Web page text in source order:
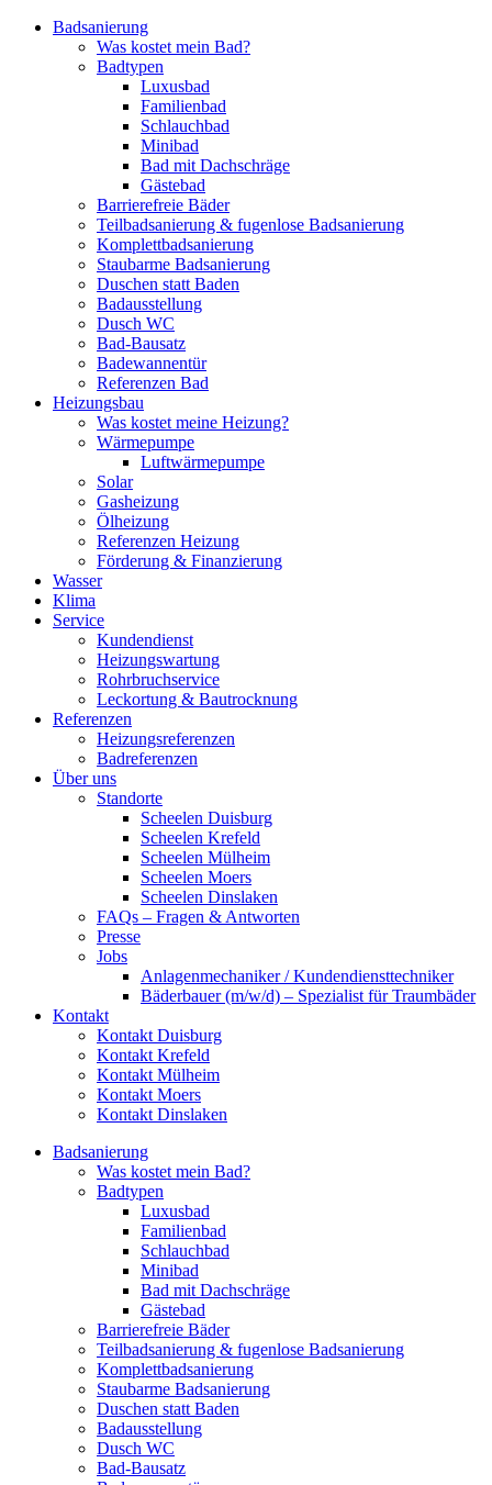
Badsanierung
Was kostet mein Bad?
Badtypen
Luxusbad
Familienbad
Schlauchbad
Minibad
Bad mit Dachschräge
Gästebad
Barrierefreie Bäder
Teilbadsanierung & fugenlose Badsanierung
Komplettbadsanierung
Staubarme Badsanierung
Duschen statt Baden
Badausstellung
Dusch WC
Bad-Bausatz
Badewannentür
Referenzen Bad
Heizungsbau
Was kostet meine Heizung?
Wärmepumpe
Luftwärmepumpe
Solar
Gasheizung
Ölheizung
Referenzen Heizung
Förderung & Finanzierung
Wasser
Klima
Service
Kundendienst
Heizungswartung
Rohrbruchservice
Leckortung & Bautrocknung
Referenzen
Heizungsreferenzen
Badreferenzen
Über uns
Standorte
Scheelen Duisburg
Scheelen Krefeld
Scheelen Mülheim
Scheelen Moers
Scheelen Dinslaken
FAQs – Fragen & Antworten
Presse
Jobs
Anlagenmechaniker / Kundendiensttechniker
Bäderbauer (m/w/d) – Spezialist für Traumbäder
Kontakt
Kontakt Duisburg
Kontakt Krefeld
Kontakt Mülheim
Kontakt Moers
Kontakt Dinslaken
Badsanierung
Was kostet mein Bad?
Badtypen
Luxusbad
Familienbad
Schlauchbad
Minibad
Bad mit Dachschräge
Gästebad
Barrierefreie Bäder
Teilbadsanierung & fugenlose Badsanierung
Komplettbadsanierung
Staubarme Badsanierung
Duschen statt Baden
Badausstellung
Dusch WC
Bad-Bausatz